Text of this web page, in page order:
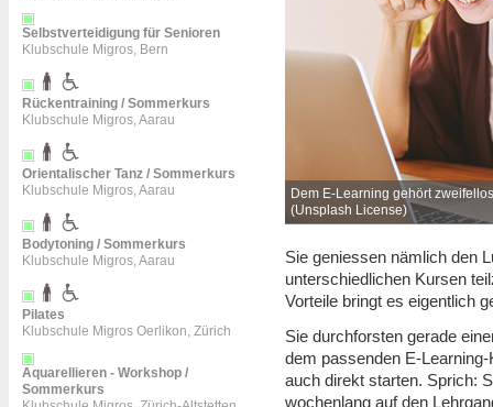
Selbstverteidigung für Senioren
Klubschule Migros, Bern
Rückentraining / Sommerkurs
Klubschule Migros, Aarau
Orientalischer Tanz / Sommerkurs
Klubschule Migros, Aarau
Bodytoning / Sommerkurs
Klubschule Migros, Aarau
Pilates
Klubschule Migros Oerlikon, Zürich
Aquarellieren - Workshop /
Sommerkurs
Lernens. - Foto: JESHOOTS
Dem E-Learning gehört
(Unsplash License)
Sie geniessen nämlich den
unterschiedlichen Kursen
Vorteile bringt es eigentlich
Sie durchforsten gerade
dem passenden E-
auch direkt starten. Sprich:
wochenlang auf den